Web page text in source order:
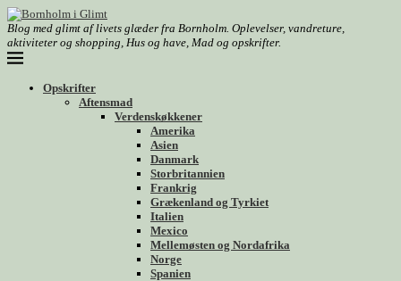
Blog med glimt af livets glæder fra Bornholm. Oplevelser, vandreture,
aktiviteter og shopping, Hus og have, Mad og opskrifter.
Opskrifter
Aftensmad
Verdenskøkkener
Amerika
Asien
Danmark
Storbritannien
Frankrig
Grækenland og Tyrkiet
Italien
Mexico
Mellemøsten og Nordafrika
Norge
Spanien